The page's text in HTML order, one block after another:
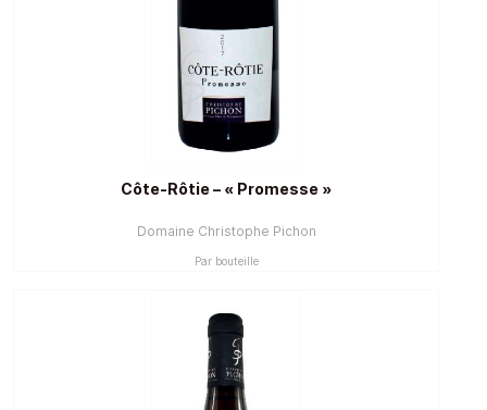
Côte-Rôtie – « Promesse »
Domaine Christophe Pichon
Par bouteille